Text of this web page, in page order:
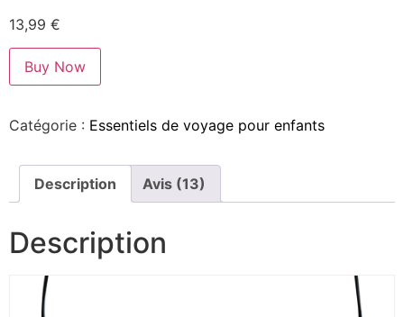
13,99 €
Buy Now
Catégorie : Essentiels de voyage pour enfants
Description Avis (13)
Description